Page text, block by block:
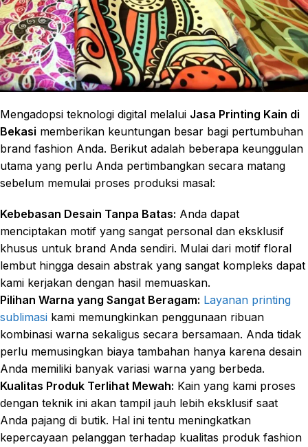
Mengadopsi teknologi digital melalui Jasa Printing Kain di
Bekasi memberikan keuntungan besar bagi pertumbuhan
brand fashion Anda. Berikut adalah beberapa keunggulan
utama yang perlu Anda pertimbangkan secara matang
sebelum memulai proses produksi masal:
Kebebasan Desain Tanpa Batas: Anda dapat
menciptakan motif yang sangat personal dan eksklusif
khusus untuk brand Anda sendiri. Mulai dari motif floral
lembut hingga desain abstrak yang sangat kompleks dapat
kami kerjakan dengan hasil memuaskan.
Pilihan Warna yang Sangat Beragam: Layanan printing
sublimasi kami memungkinkan penggunaan ribuan
kombinasi warna sekaligus secara bersamaan. Anda tidak
perlu memusingkan biaya tambahan hanya karena desain
Anda memiliki banyak variasi warna yang berbeda.
Kualitas Produk Terlihat Mewah: Kain yang kami proses
dengan teknik ini akan tampil jauh lebih eksklusif saat
Anda pajang di butik. Hal ini tentu meningkatkan
kepercayaan pelanggan terhadap kualitas produk fashion